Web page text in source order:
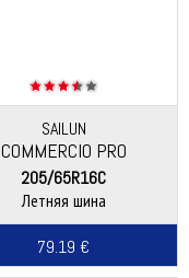
SAILUN
COMMERCIO PRO
205/65R16C
Летняя шина
79.19 €